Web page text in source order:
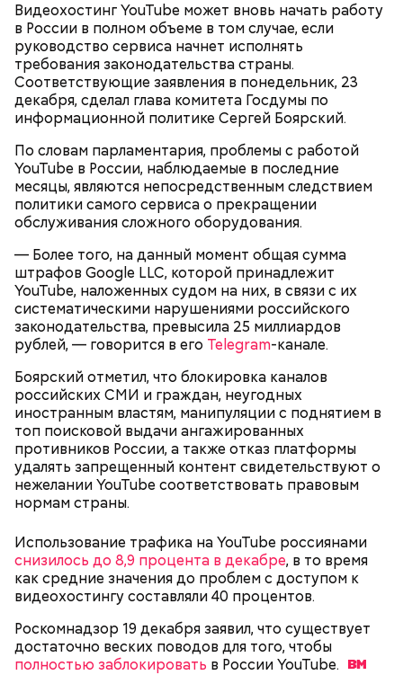
Видеохостинг YouTube может вновь начать работу
в России в полном объеме в том случае, если
руководство сервиса начнет исполнять
требования законодательства страны.
Соответствующие заявления в понедельник, 23
декабря, сделал глава комитета Госдумы по
информационной политике Сергей Боярский.
По словам парламентария, проблемы с работой
YouTube в России, наблюдаемые в последние
месяцы, являются непосредственным следствием
политики самого сервиса о прекращении
обслуживания сложного оборудования.
— Более того, на данный момент общая сумма
штрафов Google LLC, которой принадлежит
YouTube, наложенных судом на них, в связи с их
систематическими нарушениями российского
законодательства, превысила 25 миллиардов
рублей, — говорится в его Telegram-канале.
Боярский отметил, что блокировка каналов
российских СМИ и граждан, неугодных
иностранным властям, манипуляции с поднятием в
топ поисковой выдачи ангажированных
противников России, а также отказ платформы
удалять запрещенный контент свидетельствуют о
нежелании YouTube соответствовать правовым
нормам страны.
Использование трафика на YouTube россиянами
снизилось до 8,9 процента в декабре, в то время
как средние значения до проблем с доступом к
видеохостингу составляли 40 процентов.
Роскомнадзор 19 декабря заявил, что существует
достаточно веских поводов для того, чтобы
полностью заблокировать в РоссииYouTube.
— Кабачки, порезанные кубиками, нужно легко
обжарить на сковороде. К ним добавляются зелень
петрушки, чеснок, соль и оливковое масло.
Получается очень вкусно, — поделился рецептом
Копылов.
Спагетти из кабачков
— В дыне содержится много сахара, который
представлен фруктозой. С одной стороны — это
хорошо, потому что дает энергию. Но важно
помнить, что сладкими дынями не нужно сильно
увлекаться, так же как и арбузами, людям с
сахарным диабетом и лишним весом, —
подчеркнула доктор.
Терапевт Кондрахин назвал
продукты и напитки, которые
выводят токсины из организма
Ранние плоды, по словам врача, лучше не есть:
Чистит сосуды и защищает от
рака: чем полезен кресс-салат